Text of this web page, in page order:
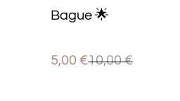
%
Bague 🌟
5,00 €10,00 €